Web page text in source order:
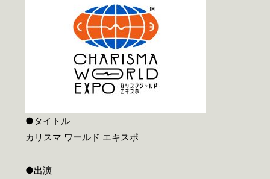
●タイトル
カリスマ ワールド エキスポ
●出演